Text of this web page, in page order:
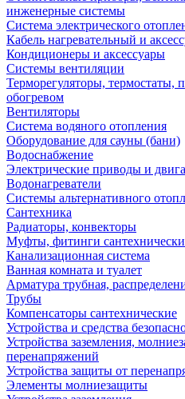
инженерные системы
Система электрического
Кабель нагревательный и
Кондиционеры и аксессуары
Системы вентиляции
Терморегуляторы, термостаты,
обогревом
Вентиляторы
Система водяного отопления
Оборудование для сауны (бани)
Водоснабжение
Электрические приводы и
Водонагреватели
Системы альтернативного
Сантехника
Радиаторы, конвекторы
Муфты, фитинги
Канализационная система
Ванная комната и туалет
Арматура трубная,
Трубы
Компенсаторы сантехнические
Устройства и средства
Устройства заземления,
перенапряжений
Устройства защиты от
Элементы молниезащиты